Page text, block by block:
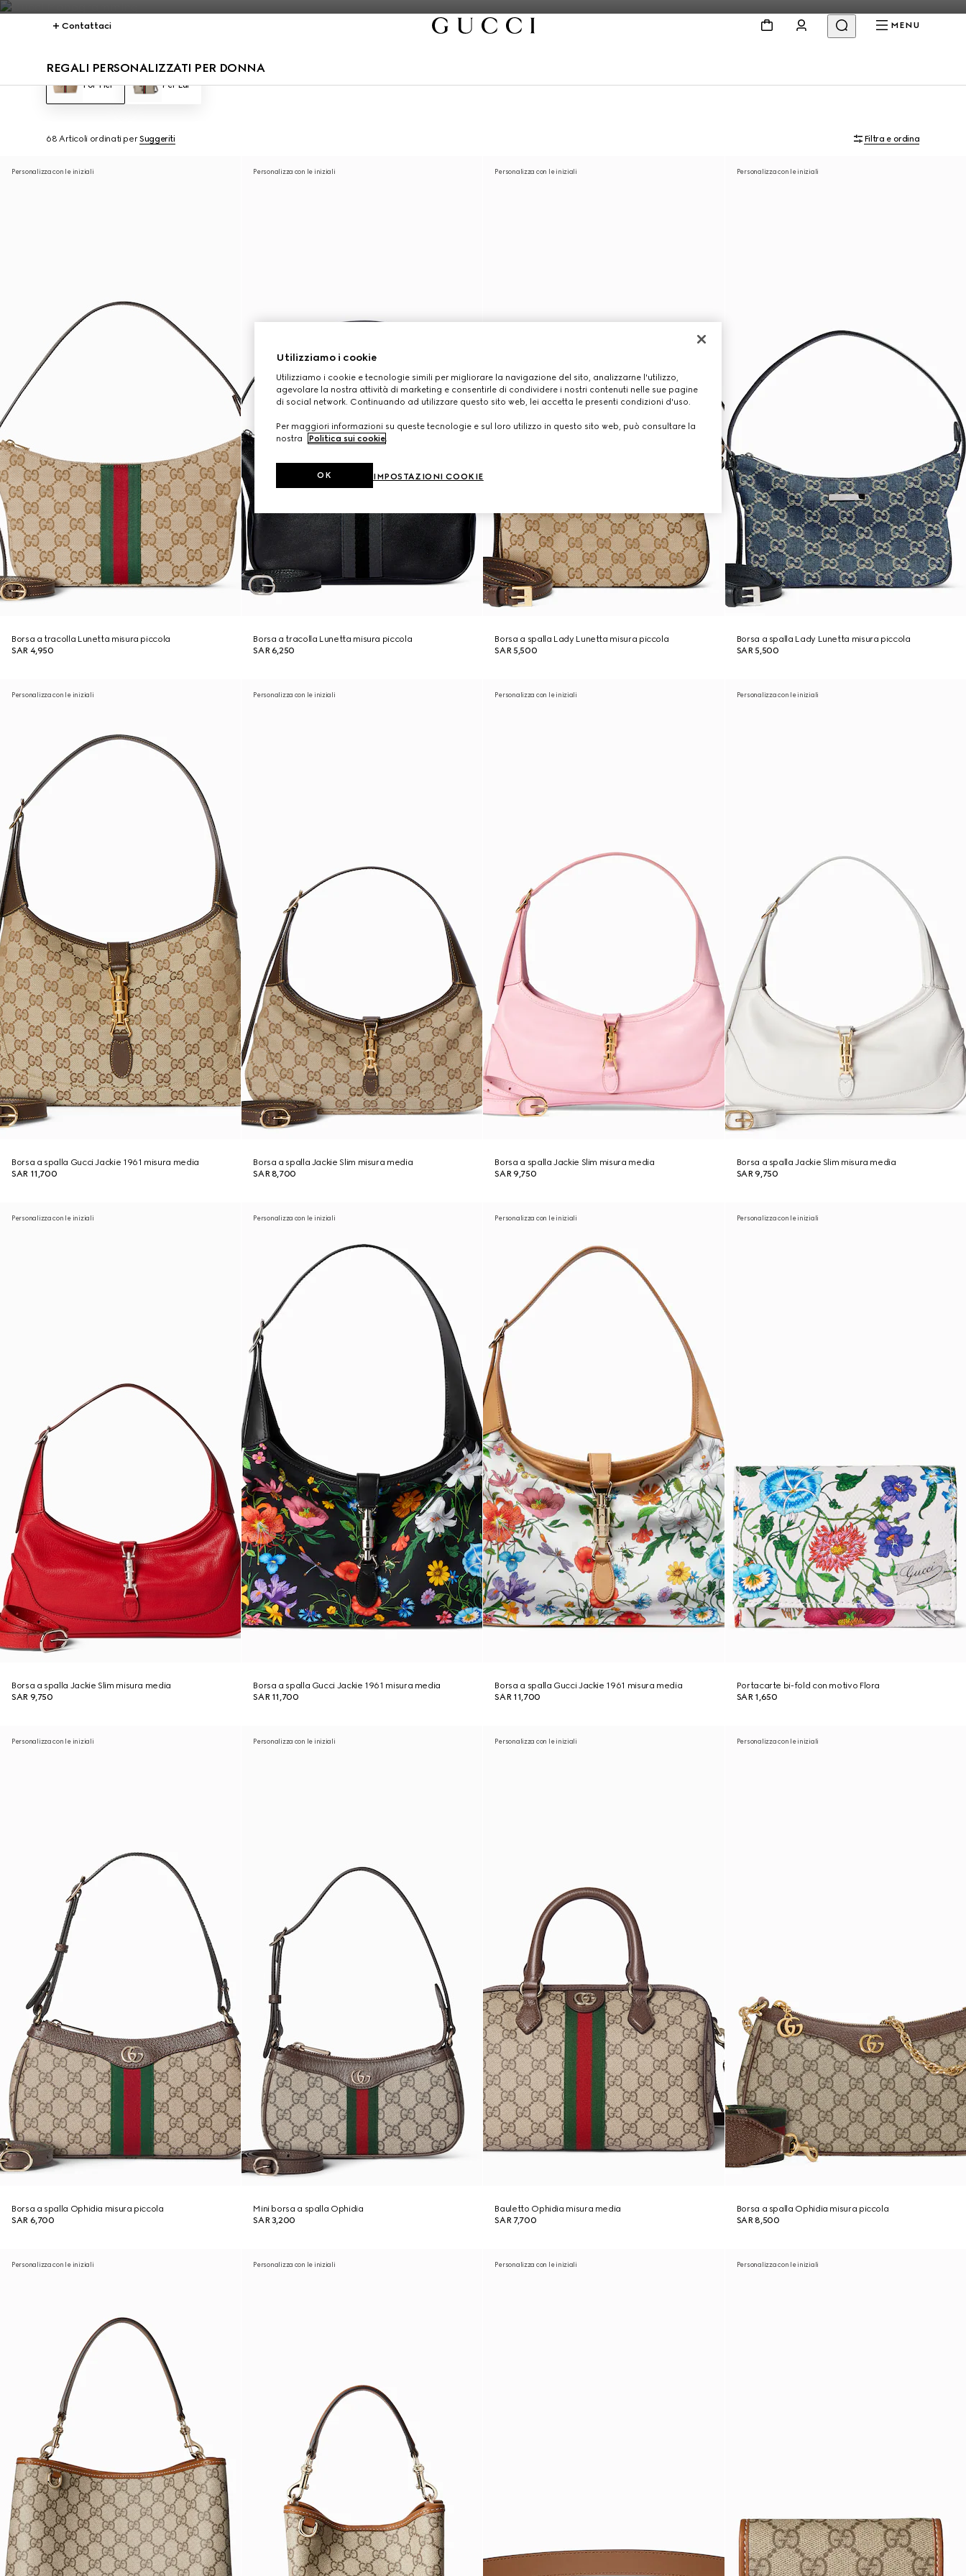
Contattaci MENU
REGALI PERSONALIZZATI PER DONNA
For Her Per Lui
68 Articoli ordinati perSuggeriti Filtra e ordina
Personalizza con le iniziali
Borsa a tracolla Lunetta misura piccola
SAR 4,950
Personalizza con le iniziali
Borsa a tracolla Lunetta misura piccola
SAR 6,250
Personalizza con le iniziali
Borsa a spalla Lady Lunetta misura piccola
SAR 5,500
Personalizza con le iniziali
Borsa a spalla Lady Lunetta misura piccola
SAR 5,500
Personalizza con le iniziali
Borsa a spalla Gucci Jackie 1961 misura media
SAR 11,700
Personalizza con le iniziali
Borsa a spalla Jackie Slim misura media
SAR 8,700
Personalizza con le iniziali
Borsa a spalla Jackie Slim misura media
SAR 9,750
Personalizza con le iniziali
Borsa a spalla Jackie Slim misura media
SAR 9,750
Personalizza con le iniziali
Borsa a spalla Jackie Slim misura media
SAR 9,750
Personalizza con le iniziali
Borsa a spalla Gucci Jackie 1961 misura media
SAR 11,700
Personalizza con le iniziali
Borsa a spalla Gucci Jackie 1961 misura media
SAR 11,700
Personalizza con le iniziali
Portacarte bi-fold con motivo Flora
SAR 1,650
Personalizza con le iniziali
Borsa a spalla Ophidia misura piccola
SAR 6,700
Personalizza con le iniziali
Mini borsa a spalla Ophidia
SAR 3,200
Personalizza con le iniziali
Bauletto Ophidia misura media
SAR 7,700
Personalizza con le iniziali
Borsa a spalla Ophidia misura piccola
SAR 8,500
Personalizza con le iniziali Personalizza con le iniziali Personalizza con le iniziali Personalizza con le iniziali
Utilizziamo i cookie
Utilizziamo i cookie e tecnologie simili per migliorare la navigazione del sito, analizzarne l'utilizzo,
agevolare la nostra attività di marketing e consentirle di condividere i nostri contenuti nelle sue pagine
di social network. Continuando ad utilizzare questo sito web, lei accetta le presenti condizioni d'uso.
Per maggiori informazioni su queste tecnologie e sul loro utilizzo in questo sito web, può consultare la
nostra
Politica sui cookie.
IMPOSTAZIONI COOKIE
OK